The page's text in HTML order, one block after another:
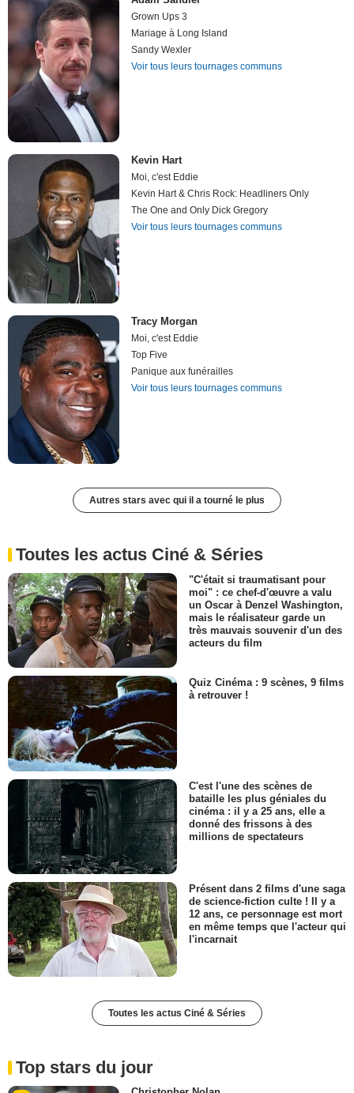
Grown Ups 3
Mariage à Long Island
Sandy Wexler
Voir tous leurs tournages communs
Kevin Hart
Moi, c'est Eddie
Kevin Hart & Chris Rock: Headliners Only
The One and Only Dick Gregory
Voir tous leurs tournages communs
Tracy Morgan
Moi, c'est Eddie
Top Five
Panique aux funérailles
Voir tous leurs tournages communs
Autres stars avec qui il a tourné le plus
Toutes les actus Ciné & Séries
"C'était si traumatisant pour
moi" : ce chef-d'œuvre a valu
un Oscar à Denzel Washington,
mais le réalisateur garde un
très mauvais souvenir d'un des
acteurs du film
Quiz Cinéma : 9 scènes, 9 films
à retrouver !
C'est l'une des scènes de
bataille les plus géniales du
cinéma : il y a 25 ans, elle a
donné des frissons à des
millions de spectateurs
Présent dans 2 films d'une saga
de science-fiction culte ! Il y a
12 ans, ce personnage est mort
en même temps que l'acteur qui
l'incarnait
Toutes les actus Ciné & Séries
Top stars du jour